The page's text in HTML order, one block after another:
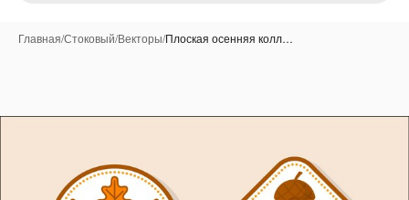
Главная/Стоковый/Векторы/Плоская осенняя колл…